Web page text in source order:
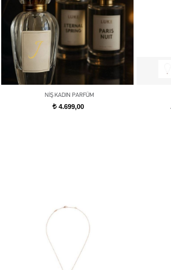
NİŞ KADIN PARFÜM
t4.699,00